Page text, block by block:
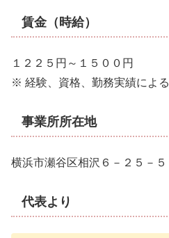
賃金（時給）
１２２５円～１５００円
※ 経験、資格、勤務実績による
事業所所在地
横浜市瀬谷区相沢６－２５－５
代表より